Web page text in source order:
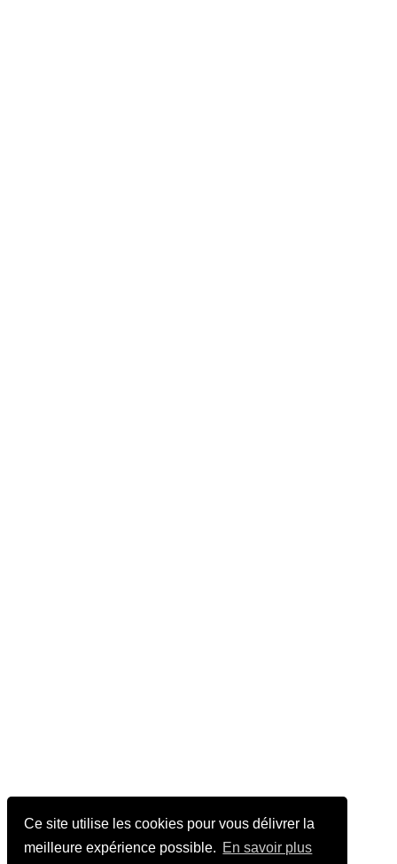
Ce site utilise les cookies pour vous délivrer la
meilleure expérience possible. En savoir plus